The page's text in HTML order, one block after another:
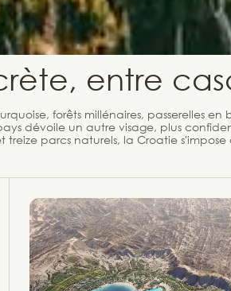
entre
forêts millénaires, passerelles
dévoile un autre visage, plus
parcs naturels, la Croatie